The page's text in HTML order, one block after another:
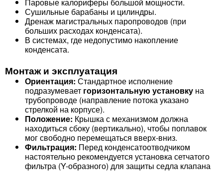
Сушильные барабаны и цилиндры.
Дренаж магистральных паропроводов (при
больших расходах конденсата).
В системах, где недопустимо накопление
конденсата.
Монтаж и эксплуатация
Ориентация: Стандартное исполнение
подразумевает горизонтальную установку на
трубопроводе (направление потока указано
стрелкой на корпусе).
Положение: Крышка с механизмом должна
находиться сбоку (вертикально), чтобы поплавок
мог свободно перемещаться вверх-вниз.
Фильтрация: Перед конденсатоотводчиком
настоятельно рекомендуется установка сетчатого
фильтра (Y-образного) для защиты седла клапана